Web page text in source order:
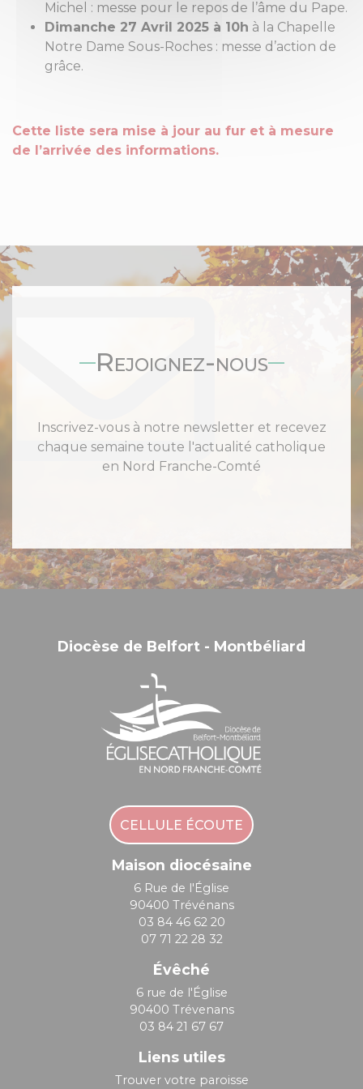
Michel : messe pour le repos de l’âme du Pape.
Dimanche 27 Avril 2025 à 10h à la Chapelle
Notre Dame Sous-Roches : messe d’action de
grâce.
Cette liste sera mise à jour au fur et à mesure
de l’arrivée des informations.
Rejoignez-nous
Inscrivez-vous à notre newsletter et recevez
chaque semaine toute l'actualité catholique
en Nord Franche-Comté
Diocèse de Belfort - Montbéliard
CELLULE ÉCOUTE
Maison diocésaine
6 Rue de l'Église
90400 Trévénans
03 84 46 62 20
07 71 22 28 32
Évêché
6 rue de l'Église
90400 Trévenans
03 84 21 67 67
Liens utiles
Trouver votre paroisse